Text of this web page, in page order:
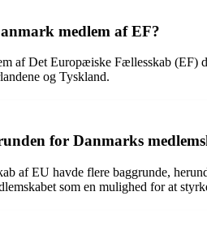
medlem af EF?
af Det Europæiske Fællesskab (EF)
og Tyskland.
for Danmarks
af EU havde flere baggrunde,
som en mulighed for at